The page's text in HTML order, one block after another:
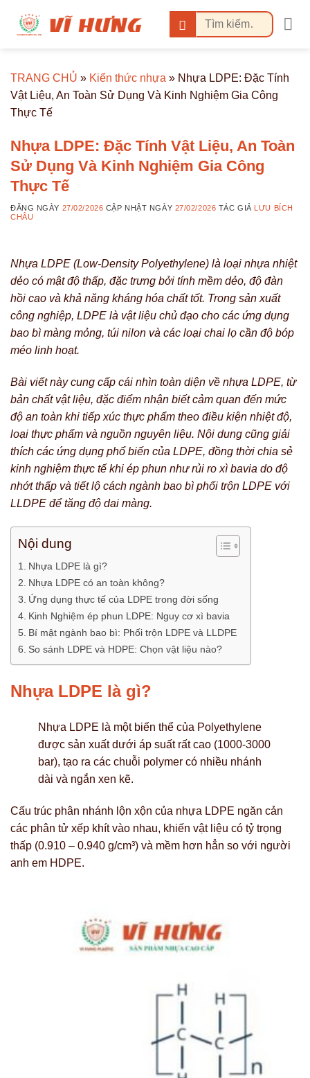
Tìm
kiếm:
TRANG CHỦ » Kiến thức nhựa » Nhựa LDPE: Đặc Tính
Vật Liệu, An Toàn Sử Dụng Và Kinh Nghiệm Gia Công
Thực Tế
Nhựa LDPE: Đặc Tính Vật Liệu, An Toàn
Sử Dụng Và Kinh Nghiệm Gia Công
Thực Tế
ĐĂNG NGÀY 27/02/2026 CẬP NHẬT NGÀY 27/02/2026 TÁC GIẢ LƯU BÍCH
CHÂU
Nhựa LDPE (Low-Density Polyethylene) là loại nhựa nhiệt
dẻo có mật độ thấp, đặc trưng bởi tính mềm dẻo, độ đàn
hồi cao và khả năng kháng hóa chất tốt. Trong sản xuất
công nghiệp, LDPE là vật liệu chủ đạo cho các ứng dụng
bao bì màng mỏng, túi nilon và các loại chai lọ cần độ bóp
méo linh hoạt.
Bài viết này cung cấp cái nhìn toàn diện về nhựa LDPE, từ
bản chất vật liệu, đặc điểm nhận biết cảm quan đến mức
độ an toàn khi tiếp xúc thực phẩm theo điều kiện nhiệt độ,
loại thực phẩm và nguồn nguyên liệu. Nội dung cũng giải
thích các ứng dụng phổ biến của LDPE, đồng thời chia sẻ
kinh nghiệm thực tế khi ép phun như rủi ro xì bavia do độ
nhớt thấp và tiết lộ cách ngành bao bì phối trộn LDPE với
LLDPE để tăng độ dai màng.
Nội dung
Nhựa LDPE là gì?
Nhựa LDPE có an toàn không?
Ứng dụng thực tế của LDPE trong đời sống
Kinh Nghiệm ép phun LDPE: Nguy cơ xì bavia
Bí mật ngành bao bì: Phối trộn LDPE và LLDPE
So sánh LDPE và HDPE: Chọn vật liệu nào?
Nhựa LDPE là gì?
Nhựa LDPE là một biến thể của Polyethylene
được sản xuất dưới áp suất rất cao (1000-3000
bar), tạo ra các chuỗi polymer có nhiều nhánh
dài và ngắn xen kẽ.
Cấu trúc phân nhánh lộn xộn của nhựa LDPE ngăn cản
các phân tử xếp khít vào nhau, khiến vật liệu có tỷ trọng
thấp (0.910 – 0.940 g/cm³) và mềm hơn hẳn so với người
anh em HDPE.